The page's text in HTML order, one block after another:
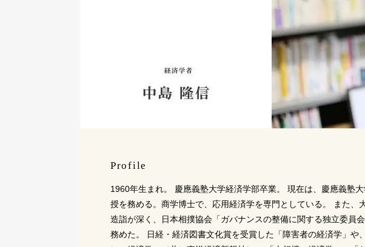
Profile
1960年生まれ。 慶應義塾大学経済学部卒業。 現在は、慶應義塾
授を務める。商学博士で、応用経済学を専門としている。 また、
造詣が深く、日本相撲協会「ガバナンスの整備に関する独立委員
務めた。 日経・経済図書文化賞を受賞した「障害者の経済学」や